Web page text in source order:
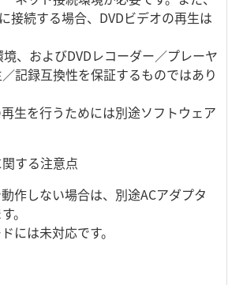
接続する場合、DVDビデオの再生は
、およびDVDレコーダー／プレーヤ
記録互換性を保証するものではあり
生を行うためには別途ソフトウェア
する注意点
作しない場合は、別途ACアダプタ
。
には未対応です。